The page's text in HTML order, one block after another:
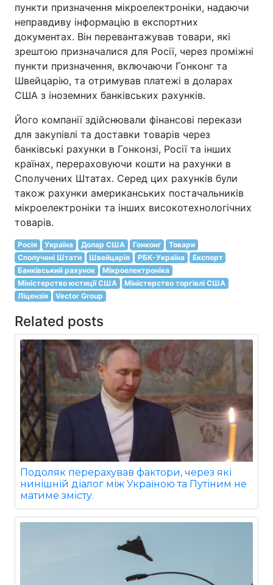
пункти призначення мікроелектроніки, надаючи
неправдиву інформацію в експортних
документах. Він перевантажував товари, які
зрештою призначалися для Росії, через проміжні
пункти призначення, включаючи Гонконг та
Швейцарію, та отримував платежі в доларах
США з іноземних банківських рахунків.
Його компанії здійснювали фінансові перекази
для закупівлі та доставки товарів через
банківські рахунки в Гонконзі, Росії та інших
країнах, перераховуючи кошти на рахунки в
Сполучених Штатах. Серед цих рахунків були
також рахунки американських постачальників
мікроелектроніки та інших високотехнологічних
товарів.
Росія Україна Долар США Гонконг
Товари
Сполучені Штати
Швейцарія РБК-Україна
Експорт
Банківський рахунок
Мікроелектроніка
Міністерство юстиції США
Міністерство торгівлі США
Ліцензія
Vector Group
Related posts
Подоляк перерахував фактори, через які
нинішній діалог між Україною та Путіним не
матиме змісту.